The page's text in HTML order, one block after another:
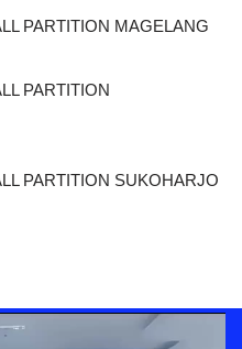
PARTITION MAGELANG
PARTITION
PARTITION SUKOHARJO